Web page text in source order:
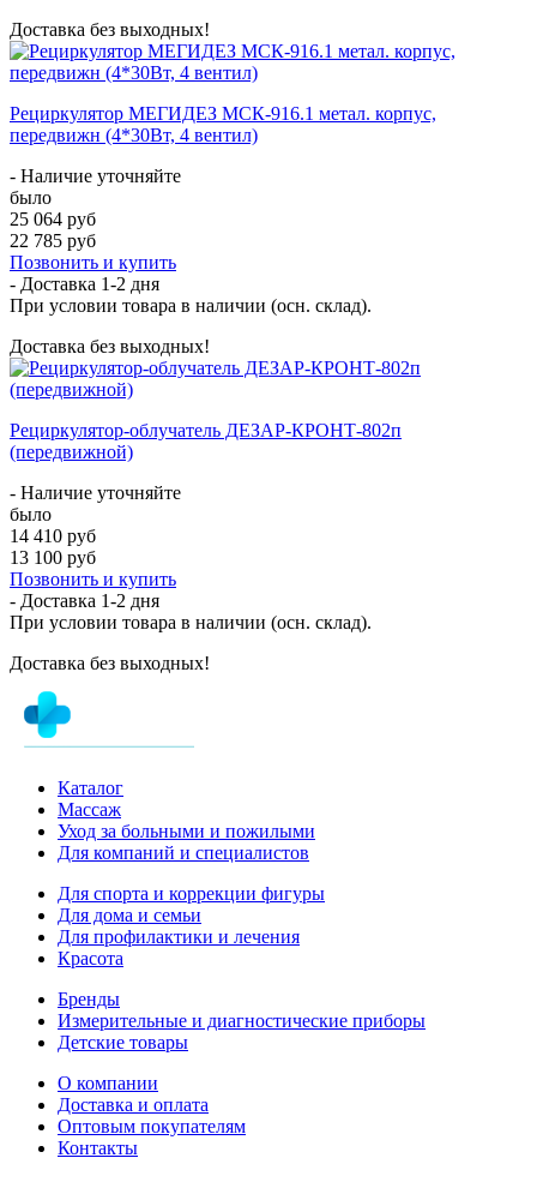
Доставка без выходных!
Рециркулятор МЕГИДЕЗ МСК-916.1 метал. корпус,
передвижн (4*30Вт, 4 вентил)
- Наличие уточняйте
было
25 064 руб
22 785 руб
Позвонить и купить
- Доставка 1-2 дня
При условии товара в наличии (осн. склад).
Доставка без выходных!
Рециркулятор-облучатель ДЕЗАР-КРОНТ-802п
(передвижной)
- Наличие уточняйте
было
14 410 руб
13 100 руб
Позвонить и купить
- Доставка 1-2 дня
При условии товара в наличии (осн. склад).
Доставка без выходных!
Каталог
Массаж
Уход за больными и пожилыми
Для компаний и специалистов
Для спорта и коррекции фигуры
Для дома и семьи
Для профилактики и лечения
Красота
Бренды
Измерительные и диагностические приборы
Детские товары
О компании
Доставка и оплата
Оптовым покупателям
Контакты